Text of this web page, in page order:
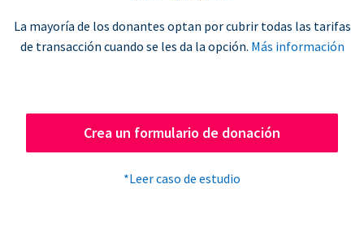
La mayoría de los donantes optan por cubrir todas las tarifas
de transacción cuando se les da la opción. Más información
Crea un formulario de donación
*Leer caso de estudio